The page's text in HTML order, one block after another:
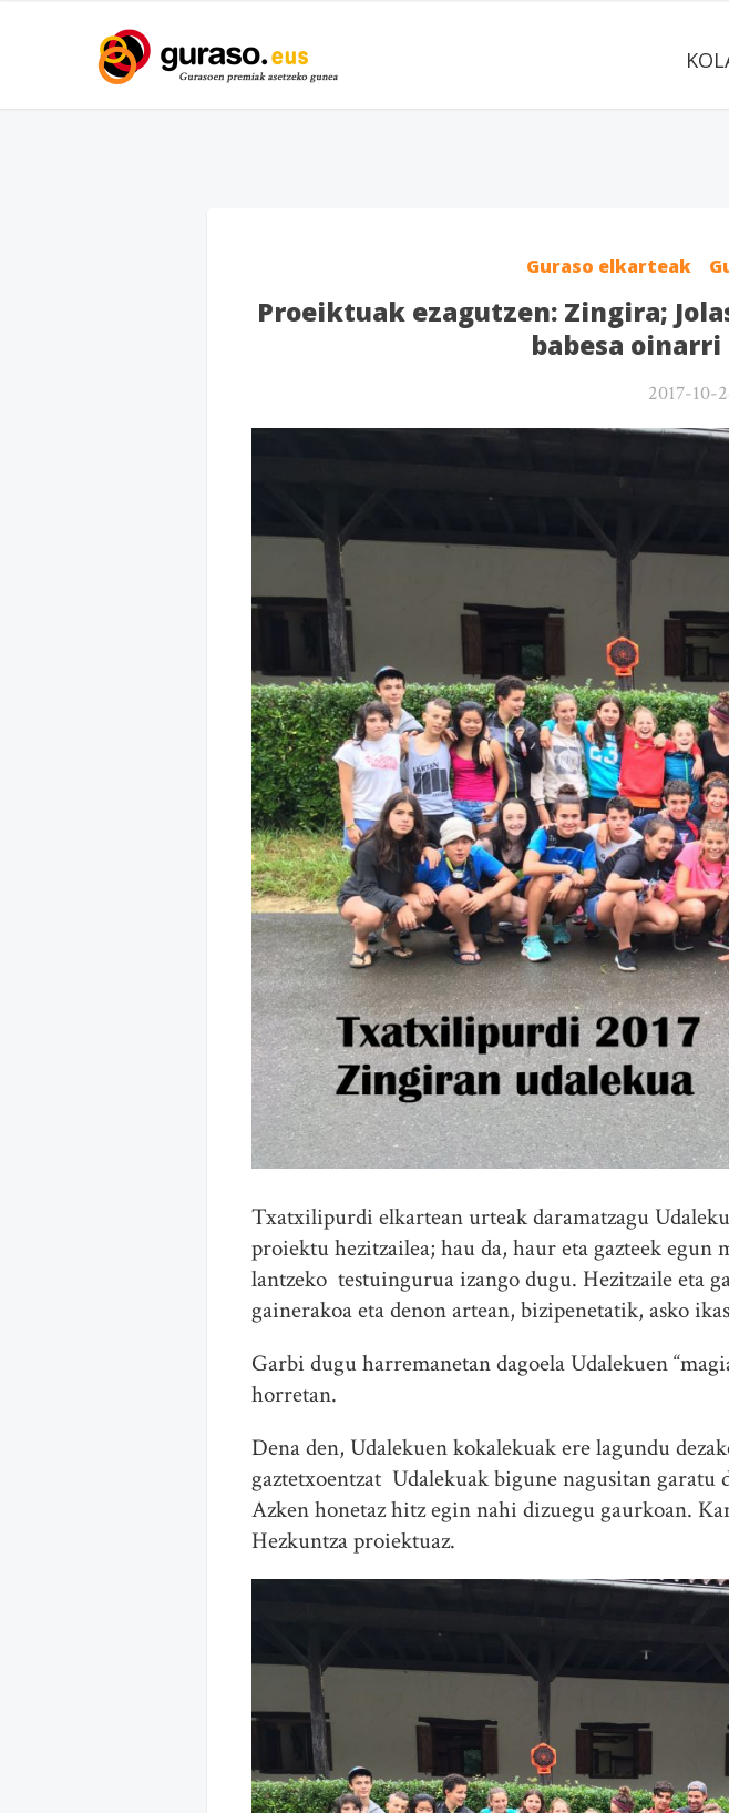
Guraso elkarteak
Proeiktuak ezagutzen: Zingira;
babesa
2017-10-
Txatxilipurdi elkartean urteak daramatzagu
proiektu hezitzailea; hau da, haur eta gazteek
lantzeko testuingurua izango dugu. Hezitzaile eta
gainerakoa eta denon artean, bizipenetatik, asko
Garbi dugu harremanetan dagoela Udalekuen
horretan.
Dena den, Udalekuen kokalekuak ere lagundu
gaztetxoentzat Udalekuak bigune nagusitan
Azken honetaz hitz egin nahi dizuegu gaurkoan.
Hezkuntza proiektuaz.